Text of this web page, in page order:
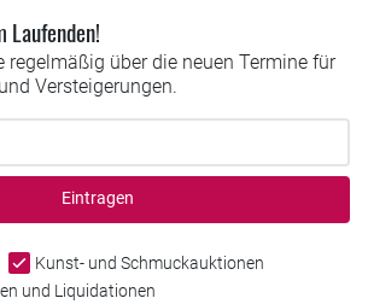
Laufenden!
regelmäßig über die neuen Termine für
Versteigerungen.
Eintragen
Kunst- und Schmuckauktionen
und Liquidationen